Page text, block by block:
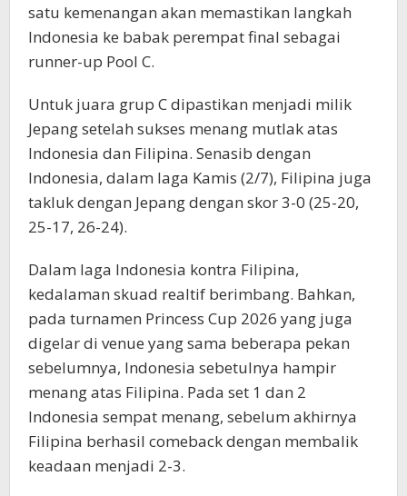
satu kemenangan akan memastikan langkah
Indonesia ke babak perempat final sebagai
runner-up Pool C.
Untuk juara grup C dipastikan menjadi milik
Jepang setelah sukses menang mutlak atas
Indonesia dan Filipina. Senasib dengan
Indonesia, dalam laga Kamis (2/7), Filipina juga
takluk dengan Jepang dengan skor 3-0 (25-20,
25-17, 26-24).
Dalam laga Indonesia kontra Filipina,
kedalaman skuad realtif berimbang. Bahkan,
pada turnamen Princess Cup 2026 yang juga
digelar di venue yang sama beberapa pekan
sebelumnya, Indonesia sebetulnya hampir
menang atas Filipina. Pada set 1 dan 2
Indonesia sempat menang, sebelum akhirnya
Filipina berhasil comeback dengan membalik
keadaan menjadi 2-3.